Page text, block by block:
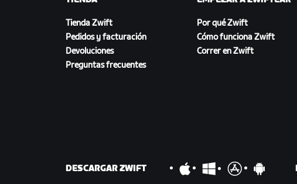
Tienda Zwift
Pedidos y facturación
Devoluciones
Preguntas frecuentes
Por qué Zwift
Cómo funciona Zwift
Correr en Zwift
DESCARGAR ZWIFT